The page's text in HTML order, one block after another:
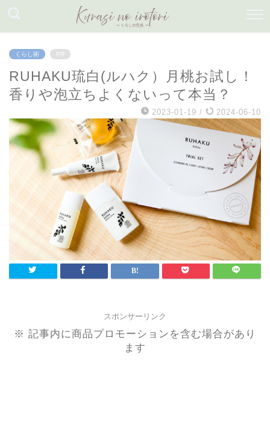
くらし術 PR
RUHAKU琉白(ルハク）月桃お試し！
香りや泡立ちよくないって本当？
2023-01-19 / 2024-06-10
スポンサーリンク
※ 記事内に商品プロモーションを含む場合があり
ます